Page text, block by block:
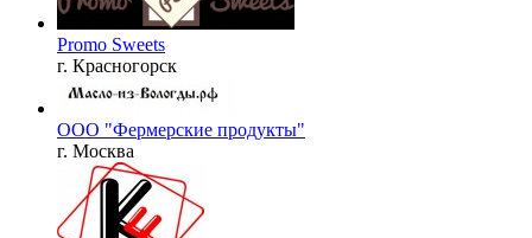
Promo Sweets
г. Красногорск
ООО "Фермерские продукты"
г. Москва